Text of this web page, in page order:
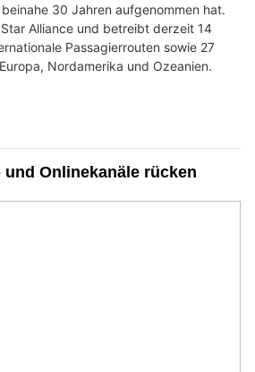
30 Jahren aufgenommen hat.
Alliance und betreibt derzeit 14
Passagierrouten sowie 27
Nordamerika und Ozeanien.
und Onlinekanäle rücken